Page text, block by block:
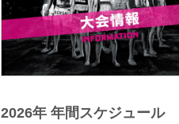
2026年 年間スケジュール